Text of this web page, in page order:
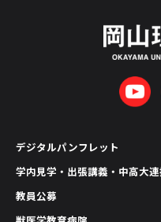
デジタルパンフレット
学内見学・出張講義・中高大
教員公募